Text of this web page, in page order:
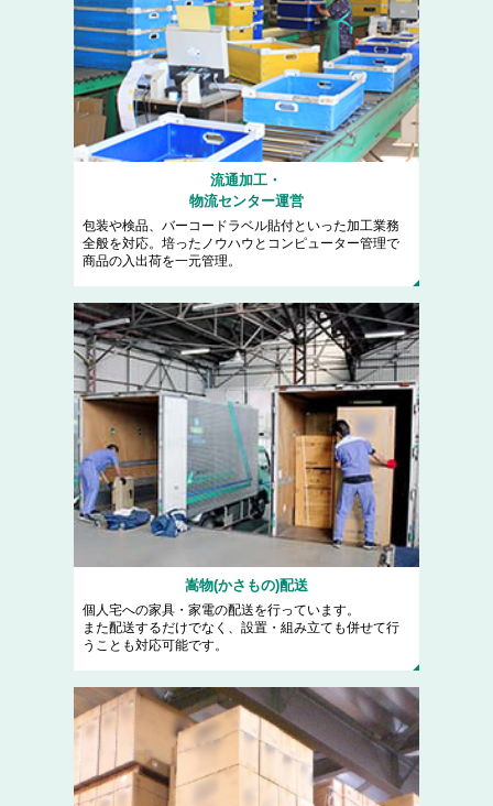
流通加工・
物流センター運営
包装や検品、バーコードラベル貼付といった加工業務
全般を対応。培ったノウハウとコンピューター管理で
商品の入出荷を一元管理。
嵩物(かさもの)配送
個人宅への家具・家電の配送を行っています。
また配送するだけでなく、設置・組み立ても併せて行
うことも対応可能です。